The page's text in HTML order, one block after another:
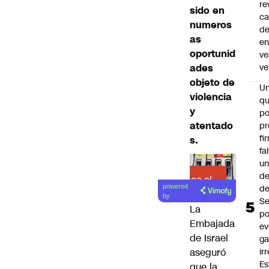
sido en
numeros
as
oportunid
ades
objeto de
violencia
y
atentado
s.
Lea el
artículo
powered
by
La
Embajada
de Israel
aseguró
en